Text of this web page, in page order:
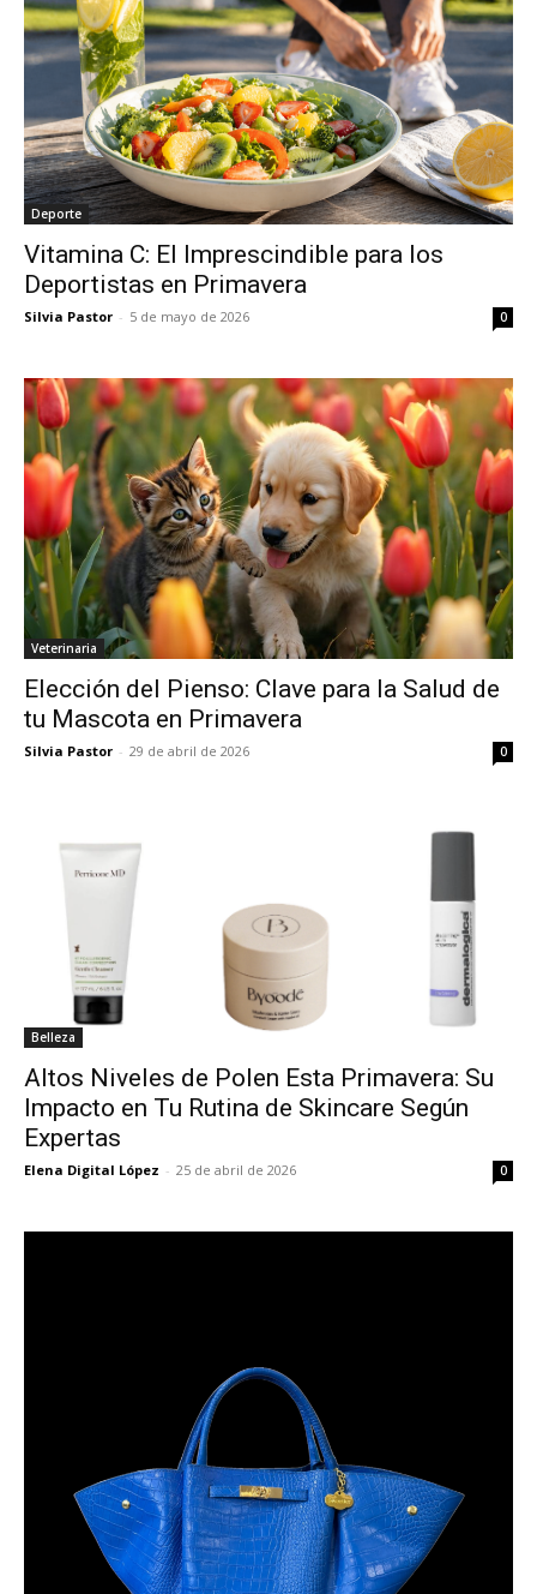
Deporte
Vitamina C: El Imprescindible para los
Deportistas en Primavera
Silvia Pastor - 5 de mayo de 2026 0
Veterinaria
Elección del Pienso: Clave para la Salud de
tu Mascota en Primavera
Silvia Pastor - 29 de abril de 2026 0
Belleza
Altos Niveles de Polen Esta Primavera: Su
Impacto en Tu Rutina de Skincare Según
Expertas
Elena Digital López - 25 de abril de 2026 0